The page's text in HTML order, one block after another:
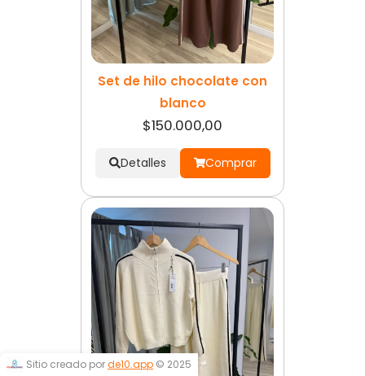
Set de hilo chocolate con
blanco
$150.000,00
Detalles Comprar
Sitio creado porde10.app © 2025